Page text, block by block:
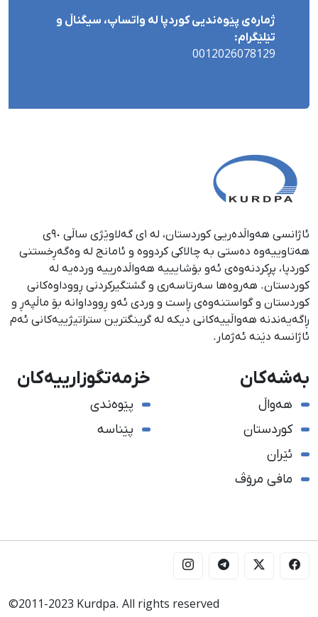
ژمارەی پێوەندیی کوردپا لە واتساپ، سیگناڵ و
تێلێگرام:
0012026078129
ئاژانسی هەواڵدەریی کوردستان، لە ١ی گەلاوێژی ساڵی ٩٠ی
هەتاوییەوە دەستی بە چالاکی کردووە و ئامانج لە وەگەڕخستنی
كوردپا، پڕكردنەوەی ئەو بۆشایییە هەواڵدەرییە وردەیە لە
كوردستان. هەروەها سەرتاسەری و گشتگیركردنی ڕووداوەكانی
كوردستان و گواستنەوەی ڕاست و وردی ئەو ڕووداوانە بۆ ماڵپەڕ و
ڕاگەیەندنە هەواڵییەكانی دیكە لە گرینگترین ستراتیژییەكانی ئەم
ئاژانسە دێنە ئەژمار.
بەشەکان
هەواڵ
کوردستان
ئێران
مافی مرۆڤ
خزمەتگوزارییەکان
پێوەندی
پێناسە
©2011-2023 Kurdpa. All rights reserved